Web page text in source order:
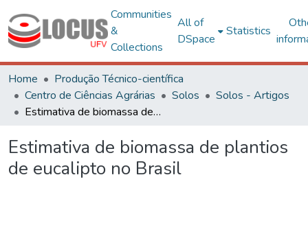
Communities
&
Collections
All of
DSpace
Statistics
Home
Produção Técnico-científica
Centro de Ciências Agrárias
Solos
Solos - Artigos
Estimativa de biomassa de plantios de eucalipto no Brasil
Estimativa de biomassa de plantios
de eucalipto no Brasil